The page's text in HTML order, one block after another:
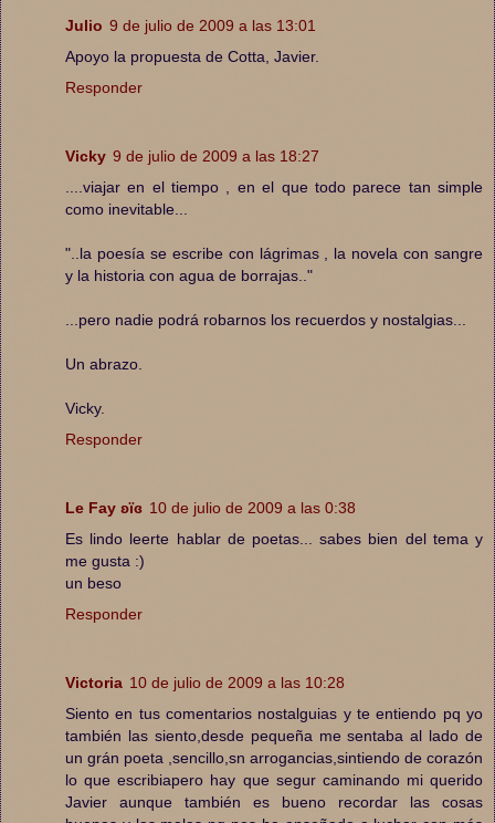
Julio 9 de julio de 2009 a las 13:01
Apoyo la propuesta de Cotta, Javier.
Responder
Vicky 9 de julio de 2009 a las 18:27
....viajar en el tiempo , en el que todo parece tan simple
como inevitable...
"..la poesía se escribe con lágrimas , la novela con sangre
y la historia con agua de borrajas.."
...pero nadie podrá robarnos los recuerdos y nostalgias...
Un abrazo.
Vicky.
Responder
Le Fay ʚïɞ 10 de julio de 2009 a las 0:38
Es lindo leerte hablar de poetas... sabes bien del tema y
me gusta :)
un beso
Responder
Victoria 10 de julio de 2009 a las 10:28
Siento en tus comentarios nostalguias y te entiendo pq yo
también las siento,desde pequeña me sentaba al lado de
un grán poeta ,sencillo,sn arrogancias,sintiendo de corazón
lo que escribiapero hay que segur caminando mi querido
Javier aunque también es bueno recordar las cosas